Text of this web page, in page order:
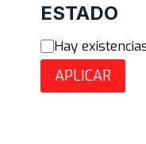
ESTADO
Estado
Hay
APLICAR